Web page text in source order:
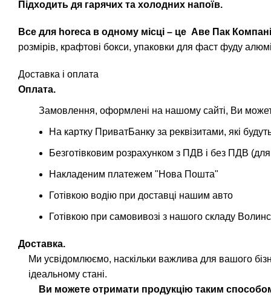
Підходить дя гарячих та холодних напоїв.
Все для horeca в одному місці – це Аве Пак Компані
розмірів, крафтові бокси, упаковки для фаст фуду
Доставка і оплата
Оплата.
Замовлення, оформлені на нашому сайті, Ви
На картку ПриватБанку за реквізитами, які
Безготівковим розрахунком з ПДВ і без ПДВ
Накладеним платежем "Нова Пошта"
Готівкою водію при доставці нашим авто
Готівкою при самовивозі з нашого складу
Доставка.
Ми усвідомлюємо, наскільки важлива для вашого
ідеальному стані.
Ви можете отримати продукцію таким